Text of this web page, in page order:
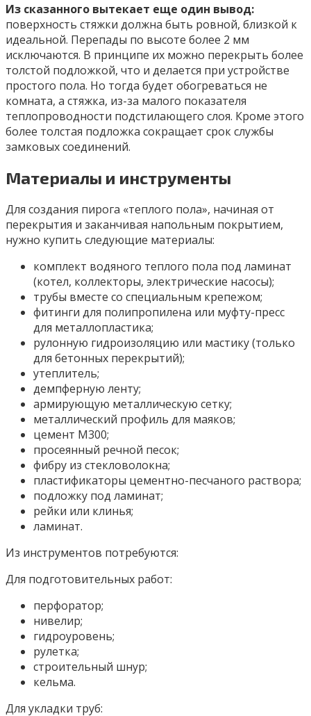
Из сказанного вытекает еще один вывод:
поверхность стяжки должна быть ровной, близкой к
идеальной. Перепады по высоте более 2 мм
исключаются. В принципе их можно перекрыть более
толстой подложкой, что и делается при устройстве
простого пола. Но тогда будет обогреваться не
комната, а стяжка, из-за малого показателя
теплопроводности подстилающего слоя. Кроме этого
более толстая подложка сокращает срок службы
замковых соединений.
Материалы и инструменты
Для создания пирога «теплого пола», начиная от
перекрытия и заканчивая напольным покрытием,
нужно купить следующие материалы:
комплект водяного теплого пола под ламинат
(котел, коллекторы, электрические насосы);
трубы вместе со специальным крепежом;
фитинги для полипропилена или муфту-пресс
для металлопластика;
рулонную гидроизоляцию или мастику (только
для бетонных перекрытий);
утеплитель;
демпферную ленту;
армирующую металлическую сетку;
металлический профиль для маяков;
цемент М300;
просеянный речной песок;
фибру из стекловолокна;
пластификаторы цементно-песчаного раствора;
подложку под ламинат;
рейки или клинья;
ламинат.
Из инструментов потребуются:
Для подготовительных работ:
перфоратор;
нивелир;
гидроуровень;
рулетка;
строительный шнур;
кельма.
Для укладки труб: